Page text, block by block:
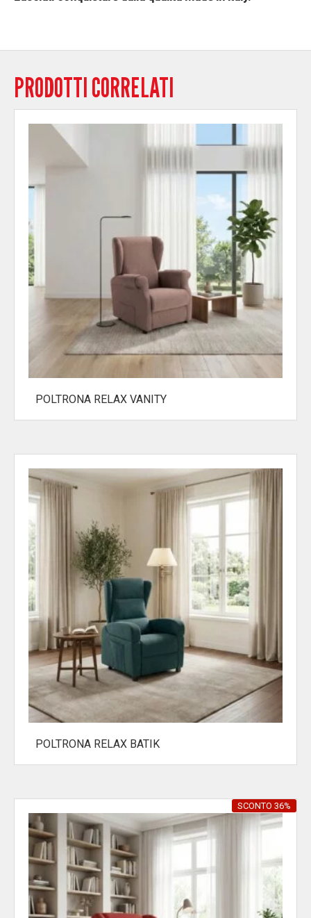
PRODOTTI CORRELATI
POLTRONA RELAX VANITY
POLTRONA RELAX BATIK
SCONTO 36%